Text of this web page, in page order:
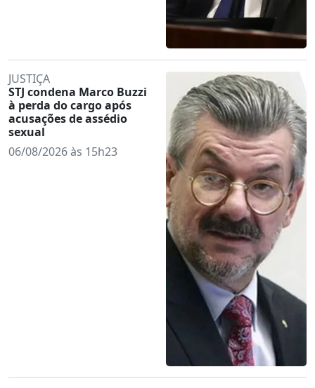
JUSTIÇA
STJ condena Marco Buzzi
à perda do cargo após
acusações de assédio
sexual
06/08/2026 às 15h23